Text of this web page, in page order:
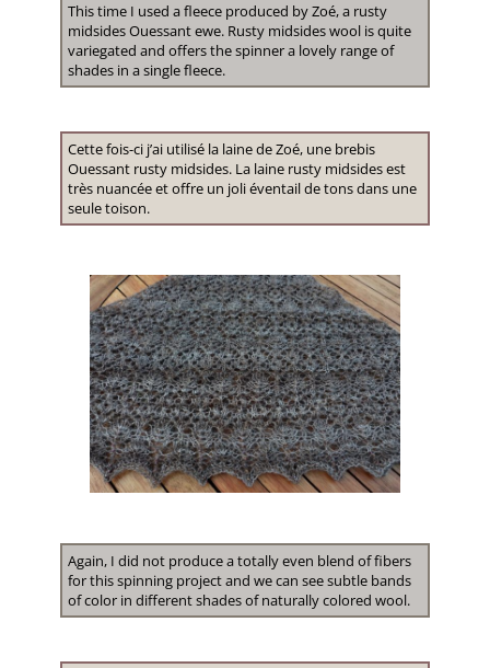
This time I used a fleece produced by Zoé, a rusty
midsides Ouessant ewe. Rusty midsides wool is quite
variegated and offers the spinner a lovely range of
shades in a single fleece.
Cette fois-ci j’ai utilisé la laine de Zoé, une brebis
Ouessant rusty midsides. La laine rusty midsides est
très nuancée et offre un joli éventail de tons dans une
seule toison.
Again, I did not produce a totally even blend of fibers
for this spinning project and we can see subtle bands
of color in different shades of naturally colored wool.